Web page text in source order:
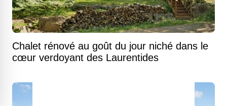
Chalet rénové au goût du jour niché dans le
cœur verdoyant des Laurentides